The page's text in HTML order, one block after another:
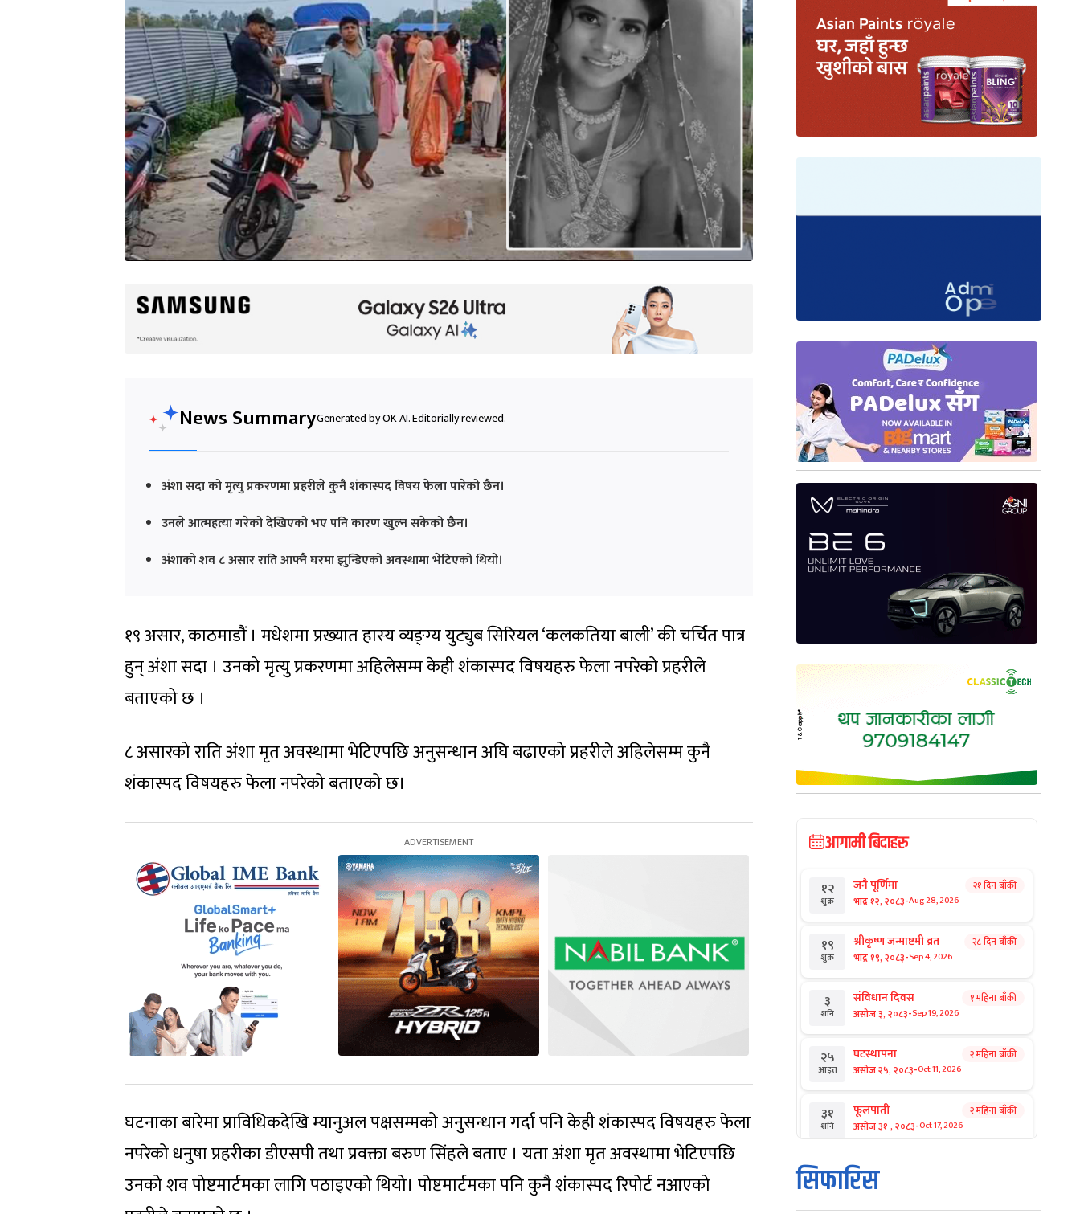
News SummaryGenerated by OK AI. Editorially reviewed.
अंशा सदा को मृत्यु प्रकरणमा प्रहरीले कुनै शंकास्पद विषय फेला पारेको छैन।
उनले आत्महत्या गरेको देखिएको भए पनि कारण खुल्न सकेको छैन।
अंशाको शव ८ असार राति आफ्नै घरमा झुन्डिएको अवस्थामा भेटिएको थियो।
१९ असार, काठमाडौं । मधेशमा प्रख्यात हास्य व्यङ्ग्य युट्युब सिरियल ‘कलकतिया बाली’ की चर्चित पात्र
हुन् अंशा सदा । उनको मृत्यु प्रकरणमा अहिलेसम्म केही शंकास्पद विषयहरु फेला नपरेको प्रहरीले
बताएको छ ।
८ असारको राति अंशा मृत अवस्थामा भेटिएपछि अनुसन्धान अघि बढाएको प्रहरीले अहिलेसम्म कुनै
शंकास्पद विषयहरु फेला नपरेको बताएको छ।
घटनाका बारेमा प्राविधिकदेखि म्यानुअल पक्षसम्मको अनुसन्धान गर्दा पनि केही शंकास्पद विषयहरु फेला
नपरेको धनुषा प्रहरीका डीएसपी तथा प्रवक्ता बरुण सिंहले बताए । यता अंशा मृत अवस्थामा भेटिएपछि
उनको शव पोष्टमार्टमका लागि पठाइएको थियो। पोष्टमार्टमका पनि कुनै शंकास्पद रिपोर्ट नआएको
आगामी बिदाहरु
१२
शुक्र
जनै पूर्णिमा
भाद्र १२, २०८३-Aug 28, 2026
२१ दिन बाँकी
१९
शुक्र
श्रीकृष्ण जन्माष्टमी व्रत
भाद्र १९, २०८३-Sep 4, 2026
२८ दिन बाँकी
३
शनि
संविधान दिवस
असोज ३, २०८३-Sep 19, 2026
१ महिना बाँकी
२५
आइत
घटस्थापना
असोज २५, २०८३-Oct 11, 2026
२ महिना बाँकी
३१
शनि
फूलपाती
असोज ३१ , २०८३-Oct 17, 2026
२ महिना बाँकी
१
आइत
कार्तिक सङ्क्रान्ति
कार्तिक १, २०८३
सिफारिस